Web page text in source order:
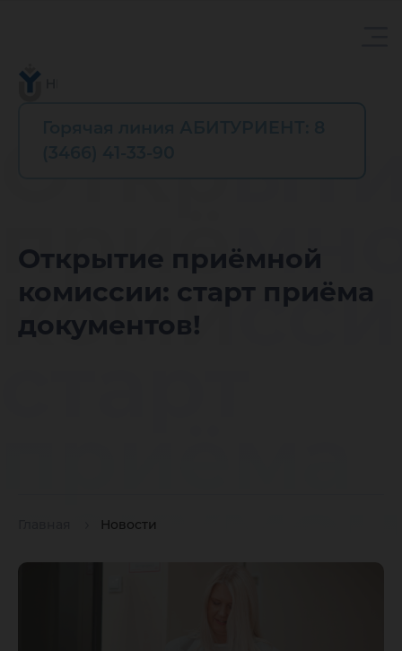
Открытие приёмной
комиссии: старт приёма
документов!
Новости